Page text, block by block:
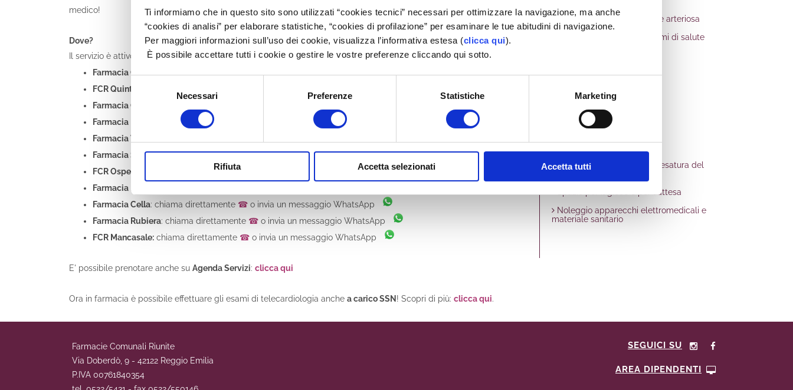
Ti informiamo che in questo sito sono utilizzati “cookies tecnici” necessari per ottimizzare la navigazione, ma anche
“cookies di analisi” per elaborare statistiche, “cookies di profilazione” per esaminare le tue abitudini di navigazione.
Per maggiori informazioni sull’uso dei cookie, visualizza l’informativa estesa (clicca qui).
È possibile accettare tutti i cookie o gestire le vostre preferenze cliccando qui sotto.
consenso
Necessari Preferenze Statistiche Marketing
Rifiuta Accetta selezionati Accetta tutti
medico!
Dove?
Il servizio è attivo su prenotazione nelle seguenti Farmacie Comunali:
Farmacia Centrale
FCR Quinta
Farmacia Ospizio
Farmacia Rivalta
: chiama direttamente
o invia un messaggio WhatsApp
Farmacia Via Fratelli Cervi
Farmacia Santa Croce: chiama direttamente☎o invia un messaggio WhatsApp
FCR Ospedale H24
: chiama direttamente
o invia un messaggio WhatsApp
Farmacia Pappagnocca
Farmacia Cella: chiama direttamente ☎ o invia un messaggio WhatsApp
Farmacia Rubiera: chiama direttamente ☎ o invia un messaggio WhatsApp
FCR Mancasale: chiama direttamente ☎ o invia un messaggio WhatsApp
E' possibile prenotare anche su Agenda Servizi: clicca qui
Ora in farmacia è possibile effettuare gli esami di telecardiologia anche a carico SSN ! Scopri di più: clicca qui.
Misurazione della pressione arteriosa
Informazioni sanitarie su temi di salute
SPID
Analisi delle Acque
Raccolta farmaci scaduti
Distributore di profilattici
Spazio per il cambio e la pesatura del
Spazio per il gioco e per l'attesa
Noleggio apparecchi elettromedicali e
materiale sanitario
Farmacie Comunali Riunite
Via Doberdò, 9 - 42122 Reggio Emilia
P.IVA 00761840354
SEGUICI SU
AREA DIPENDENTI